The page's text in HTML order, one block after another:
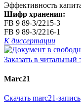
Эффективность
Шифр хранения:
FB 9 89-3/2215-3
FB 9 89-3/2216-1
К диссертации
Заказать в читальный
Marc21
Скачать marc21-запись